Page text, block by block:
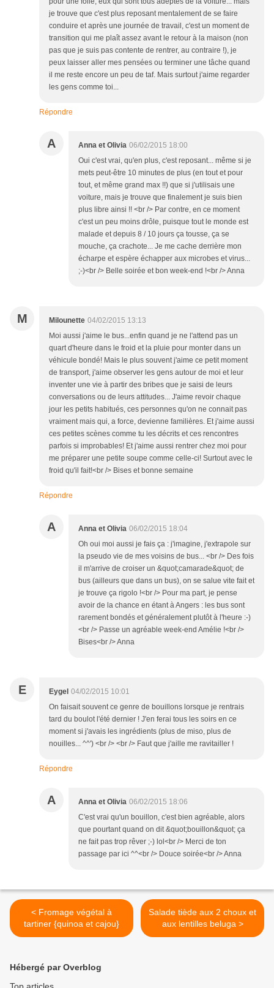
je trouve que c'est plus reposant mentalement de se faire
conduire et après une journée de travail, c'est un moment de
transition qui me plaît assez avant le retour à la maison (non
pas que je suis pas contente de rentrer, au contraire !), je
peux laisser aller mes pensées ou terminer une tâche quand
il me reste encore un peu de taf. Mais surtout j'aime regarder
les gens comme toi...
Répondre
A Anna et Olivia 06/02/2015 18:00
Oui c'est vrai, qu'en plus, c'est reposant... même si je
mets peut-être 10 minutes de plus (en tout et pour
tout, et même grand max !!) que si j'utilisais une
voiture, mais je trouve que finalement je suis bien
plus libre ainsi !! <br /> Par contre, en ce moment
c'est un peu moins drôle, puisque tout le monde est
malade et depuis 8 / 10 jours ça tousse, ça se
mouche, ça crachote... Je me cache derrière mon
écharpe et espère échapper aux microbes et virus...
;-)<br /> Belle soirée et bon week-end !<br /> Anna
M Milounette 04/02/2015 13:13
Moi aussi j'aime le bus...enfin quand je ne l'attend pas un
quart d'heure dans le froid et la pluie pour monter dans un
véhicule bondé! Mais le plus souvent j'aime ce petit moment
de transport, j'aime observer les gens autour de moi et leur
inventer une vie à partir des bribes que je saisi de leurs
conversations ou de leurs attitudes... J'aime revoir chaque
jour les petits habitués, ces personnes qu'on ne connait pas
vraiment mais qui, a force, devienne familières. Et j'aime aussi
ces petites scènes comme tu les décrits et ces rencontres
parfois si improbables! Et j'aime aussi rentrer chez moi pour
me préparer une petite soupe comme celle-ci! Surtout avec le
froid qu'il fait!<br /> Bises et bonne semaine
Répondre
A Anna et Olivia 06/02/2015 18:04
Oh oui moi aussi je fais ça : j'imagine, j'extrapole sur
la pseudo vie de mes voisins de bus... <br /> Des fois
il m'arrive de croiser un &quot;camarade&quot; de
bus (ailleurs que dans un bus), on se salue vite fait et
je trouve ça rigolo !<br /> Pour ma part, je pense
avoir de la chance en étant à Angers : les bus sont
rarement bondés et généralement plutôt à l'heure :-)
<br /> Passe un agréable week-end Amélie !<br />
Bises<br /> Anna
E Eygel 04/02/2015 10:01
On faisait souvent ce genre de bouillons lorsque je rentrais
tard du boulot l'été dernier ! J'en ferai tous les soirs en ce
moment si j'avais les ingrédients (plus de miso, plus de
nouilles... ^^') <br /> <br /> Faut que j'aille me ravitailler !
Répondre
A Anna et Olivia 06/02/2015 18:06
C'est vrai qu'un bouillon, c'est bien agréable, alors
que pourtant quand on dit &quot;bouillon&quot; ça
ne fait pas trop rêver ;-) lol<br /> Merci de ton
passage par ici ^^<br /> Douce soirée<br /> Anna
< Fromage végétal à
tartiner {quinoa et cajou}
Salade tiède aux 2 choux et
aux lentilles beluga >
Hébergé par Overblog